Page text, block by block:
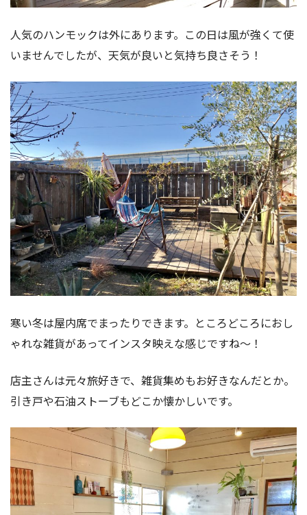
人気のハンモックは外にあります。この日は風が強くて使
いませんでしたが、天気が良いと気持ち良さそう！
寒い冬は屋内席でまったりできます。ところどころにおし
ゃれな雑貨があってインスタ映えな感じですね〜！
店主さんは元々旅好きで、雑貨集めもお好きなんだとか。
引き戸や石油ストーブもどこか懐かしいです。